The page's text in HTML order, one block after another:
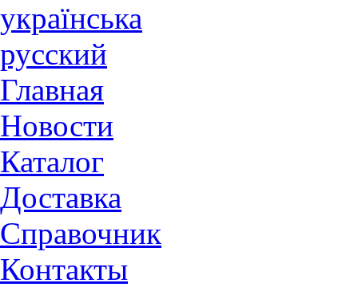
українська
русский
Главная
Новости
Каталог
Доставка
Справочник
Контакты